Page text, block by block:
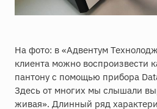
На фото: в «Адвентум
клиента можно воспроизвести
пантону с помощью прибора
Здесь от многих мы слышали
живая». Длинный ряд